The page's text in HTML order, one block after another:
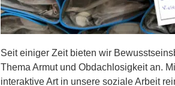
Seit einiger Zeit bieten wir
Thema Armut und Obdachlosigkeit an.
interaktive Art in unsere soziale Arbeit